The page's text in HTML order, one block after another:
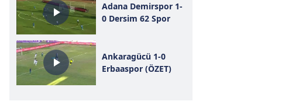
Adana Demirspor 1-
0 Dersim 62 Spor
Ankaragücü 1-0
Erbaaspor (ÖZET)